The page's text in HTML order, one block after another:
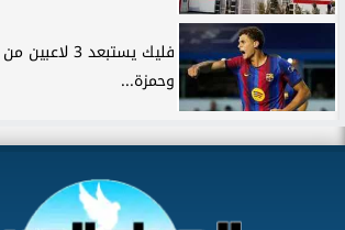
فليك يستبعد 3
وحمزة...